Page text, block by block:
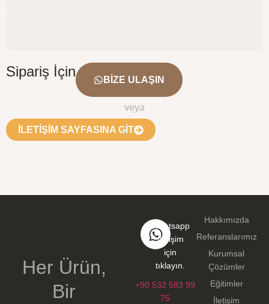
Sipariş İçin
BIZE ULAŞIN
veya
İLETIŞIM SAYFASINA GIT​
Her Ürün,
Bir
Whatsapp
İletişim
için
tıklayın.
+90 532 583 99
75
Hakkımızda
Referanslarımız
Kurumsal
Çözümler
Eğitimler
İletişim